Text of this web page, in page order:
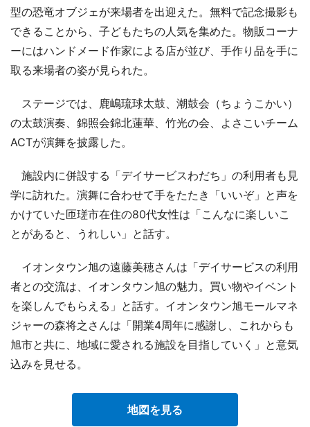
型の恐竜オブジェが来場者を出迎えた。無料で記念撮影も
できることから、子どもたちの人気を集めた。物販コーナ
ーにはハンドメード作家による店が並び、手作り品を手に
取る来場者の姿が見られた。
ステージでは、鹿嶋琉球太鼓、潮鼓会（ちょうこかい）
の太鼓演奏、錦照会錦北蓮華、竹光の会、よさこいチーム
ACTが演舞を披露した。
施設内に併設する「デイサービスわだち」の利用者も見
学に訪れた。演舞に合わせて手をたたき「いいぞ」と声を
かけていた匝瑳市在住の80代女性は「こんなに楽しいこ
とがあると、うれしい」と話す。
イオンタウン旭の遠藤美穂さんは「デイサービスの利用
者との交流は、イオンタウン旭の魅力。買い物やイベント
を楽しんでもらえる」と話す。イオンタウン旭モールマネ
ジャーの森将之さんは「開業4周年に感謝し、これからも
旭市と共に、地域に愛される施設を目指していく」と意気
込みを見せる。
地図を見る